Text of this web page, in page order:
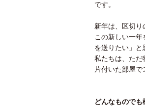
です。
新年は、区切り
この新しい一
を送りたい」と
私たちは、ただ
片付いた部屋で
どんなもので